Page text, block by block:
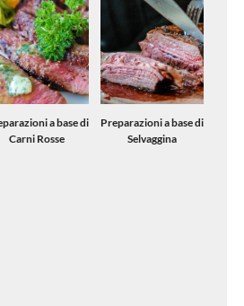
a base di
Carni Rosse
Preparazioni a base di
Selvaggina